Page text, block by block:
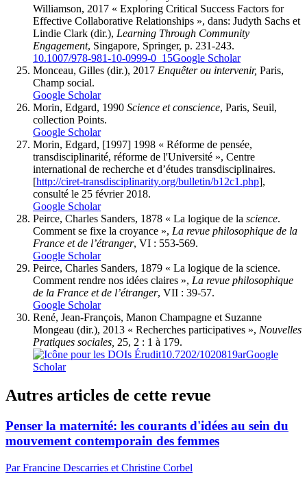
Williamson, 2017 « Exploring Critical Success Factors for
Effective Collaborative Relationships », dans: Judyth Sachs et
Lindie Clark (dir.), Learning Through Community
Engagement, Singapore, Springer, p. 231-243.
10.1007/978-981-10-0999-0_15Google Scholar
Monceau, Gilles (dir.), 2017 Enquêter ou intervenir, Paris,
Champ social.
Google Scholar
Morin, Edgard, 1990 Science et conscience, Paris, Seuil,
collection Points.
Google Scholar
Morin, Edgard, [1997] 1998 « Réforme de pensée,
transdisciplinarité, réforme de l'Université », Centre
international de recherche et d’études transdisciplinaires.
[http://ciret-transdisciplinarity.org/bulletin/b12c1.php],
consulté le 25 février 2018.
Google Scholar
Peirce, Charles Sanders, 1878 « La logique de la science.
Comment se fixe la croyance », La revue philosophique de la
France et de l’étranger, VI : 553-569.
Google Scholar
Peirce, Charles Sanders, 1879 « La logique de la science.
Comment rendre nos idées claires », La revue philosophique
de la France et de l’étranger, VII : 39-57.
Google Scholar
René, Jean-François, Manon Champagne et Suzanne
Mongeau (dir.), 2013 « Recherches participatives », Nouvelles
Pratiques sociales, 25, 2 : 1 à 179.
10.7202/1020819arGoogle
Scholar
Autres articles de cette revue
Penser la maternité: les courants d'idées au sein du
mouvement contemporain des femmes
Par Francine Descarries et Christine Corbel